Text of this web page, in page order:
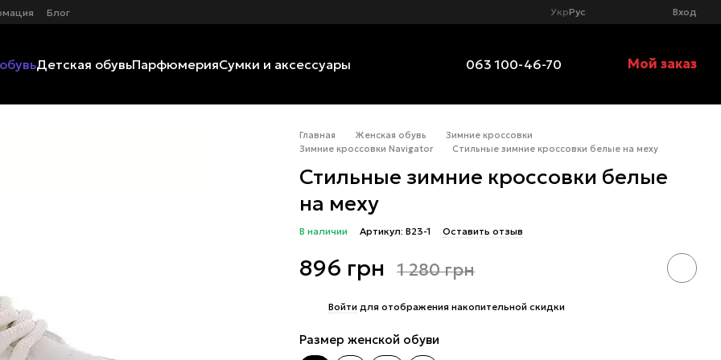
Блог УкрРус Вход
Детская обувьПарфюмерияСумки и аксессуары 063 100-46-70 Мой заказ
Главная Женская обувь
Зимние кроссовки
Зимние кроссовки Navigator
Стильные зимние кроссовки белые на меху
Стильные зимние кроссовки белые
на меху
В наличии Артикул: B23-1 Оставить отзыв
896 грн 1 280 грн
Войти для отображения накопительной скидки
Размер женской обуви